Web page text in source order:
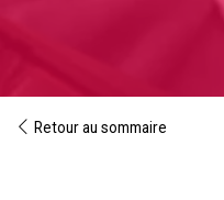
Retour au sommaire